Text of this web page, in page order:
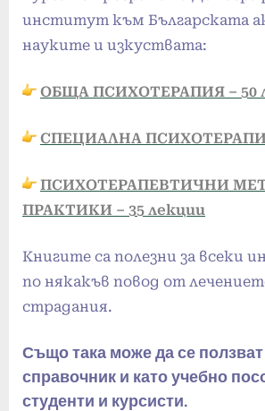
институт към Българската
науките и изкуствата:
ОБЩА ПСИХОТЕРАПИЯ – 50
СПЕЦИАЛНА
ПСИХОТЕРАПЕВТИЧНИ
ПРАКТИКИ – 35 лекции
Книгите са полезни за всеки
по някакъв повод от
страдания.
Също така може да се ползват
справочник и като учебно
студенти и курсисти.